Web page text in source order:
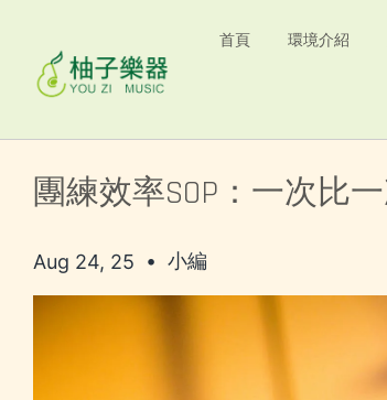
首頁 環境介紹
團練效率SOP：一次比
Aug 24, 25 • 小編